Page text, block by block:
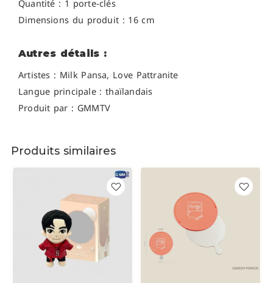
Quantité : 1 porte-clés
Dimensions du produit : 16 cm
Autres détails :
Artistes : Milk Pansa, Love Pattranite
Langue principale : thaïlandais
Produit par : GMMTV
Produits similaires